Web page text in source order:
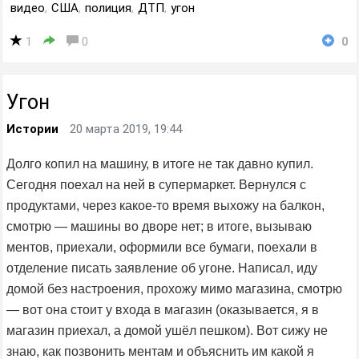
видео, США, полиция, ДТП, угон
1 0 0
Угон
Истории 20 марта 2019, 19:44
Долго копил на машину, в итоге не так давно купил.
Сегодня поехал на ней в супермаркет. Вернулся с
продуктами, через какое-то время выхожу на балкон,
смотрю — машины во дворе нет; в итоге, вызываю
ментов, приехали, оформили все бумаги, поехали в
отделение писать заявление об угоне. Написал, иду
домой без настроения, прохожу мимо магазина, смотрю
— вот она стоит у входа в магазин (оказывается, я в
магазин приехал, а домой ушёл пешком). Вот сижу не
знаю, как позвонить ментам и объяснить им какой я